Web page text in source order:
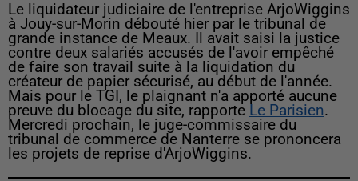
Le liquidateur judiciaire de l'entreprise ArjoWiggins
à Jouy-sur-Morin débouté hier par le tribunal de
grande instance de Meaux. Il avait saisi la justice
contre deux salariés accusés de l'avoir empêché
de faire son travail suite à la liquidation du
créateur de papier sécurisé, au début de l'année.
Mais pour le TGI, le plaignant n'a apporté aucune
preuve du blocage du site, rapporte Le Parisien.
Mercredi prochain, le juge-commissaire du
tribunal de commerce de Nanterre se prononcera
les projets de reprise d'ArjoWiggins.